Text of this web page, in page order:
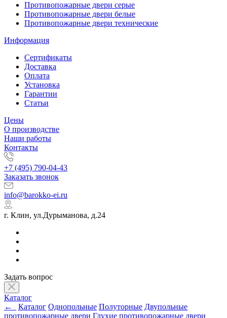
Противопожарные двери серые
Противопожарные двери белые
Противопожарные двери технические
Информация
Сертификаты
Доставка
Оплата
Установка
Гарантии
Статьи
Цены
О производстве
Наши работы
Контакты
+7 (495) 790-04-43
Заказать звонок
info@barokko-ei.ru
г. Клин, ул.Дурыманова, д.24
Задать вопрос
Каталог
←
Каталог Однопольные Полуторные Двупольные
противопожарные двери Глухие противопожарные двери